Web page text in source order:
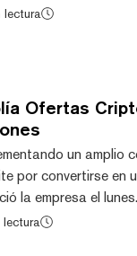
mercado cripto
lectura
Ofertas
un amplio
por convertirse en
la empresa el
York, con
lectura